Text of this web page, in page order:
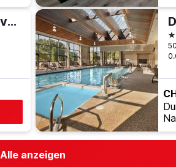
Knight's Inn Boston/Danvers
4
Alle anzeigen